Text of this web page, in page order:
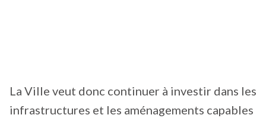
La Ville veut donc continuer à investir dans les
infrastructures et les aménagements capables